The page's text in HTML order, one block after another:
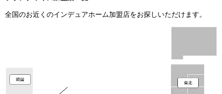
全国のお近くのインデュアホーム加盟店をお探しいただけます。